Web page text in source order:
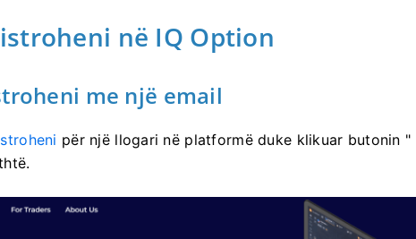
në IQ Option
me një email
për një llogari në platformë duke klikuar butonin "